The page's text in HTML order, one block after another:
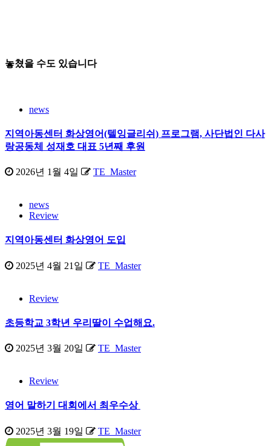
놓쳤을 수도 있습니다
news
지역아동센터 화상영어(텔잉글리쉬) 프로그램, 사단법인 다사
랑공동체 성재호 대표 5년째 후원
2026년 1월 4일 TE_Master
news
Review
지역아동센터 화상영어 도입
2025년 4월 21일 TE_Master
Review
초등학교 3학년 우리딸이 수업해요.
2025년 3월 20일 TE_Master
Review
영어 말하기 대회에서 최우수상
2025년 3월 19일 TE_Master